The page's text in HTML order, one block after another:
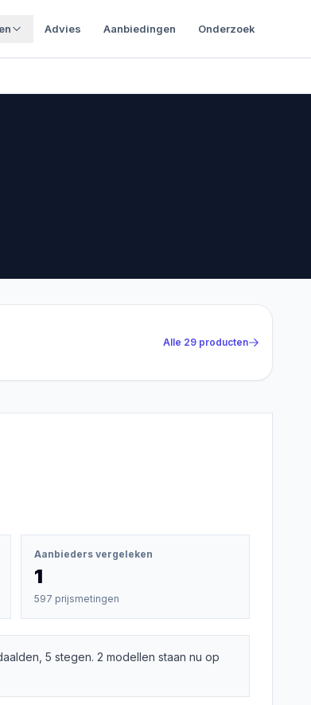
Advies Aanbiedingen Onderzoek
Alle 29 producten
Aanbieders vergeleken
1
597 prijsmetingen
5 stegen. 2 modellen staan nu op